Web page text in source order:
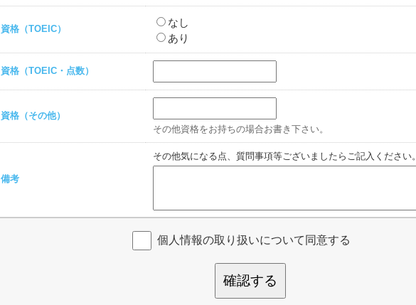
資格（TOEIC）
なし
あり
資格（TOEIC・点数）
資格（その他）
その他資格をお持ちの場合お書き下さい。
備考
その他気になる点、質問事項等ございましたらご記入ください。
個人情報の取り扱いについて同意する
確認する